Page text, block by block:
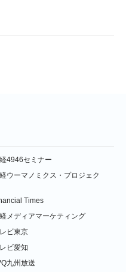
4946セミナー
ウーマノミクス・プロジェク
Times
メディアマーケティング
ビ東京
ビ愛知
九州放送